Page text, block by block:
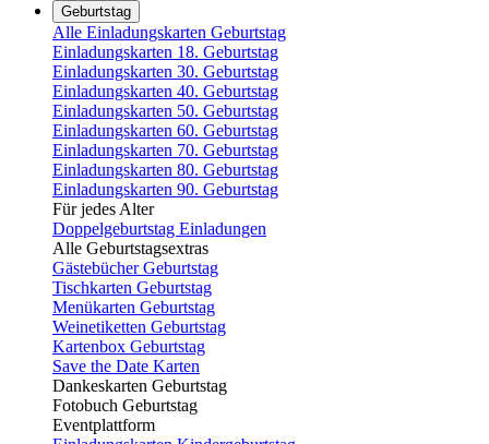
Geburtstag
Alle Einladungskarten Geburtstag
Einladungskarten 18. Geburtstag
Einladungskarten 30. Geburtstag
Einladungskarten 40. Geburtstag
Einladungskarten 50. Geburtstag
Einladungskarten 60. Geburtstag
Einladungskarten 70. Geburtstag
Einladungskarten 80. Geburtstag
Einladungskarten 90. Geburtstag
Für jedes Alter
Doppelgeburtstag Einladungen
Alle Geburtstagsextras
Gästebücher Geburtstag
Tischkarten Geburtstag
Menükarten Geburtstag
Weinetiketten Geburtstag
Kartenbox Geburtstag
Save the Date Karten
Dankeskarten Geburtstag
Fotobuch Geburtstag
Eventplattform